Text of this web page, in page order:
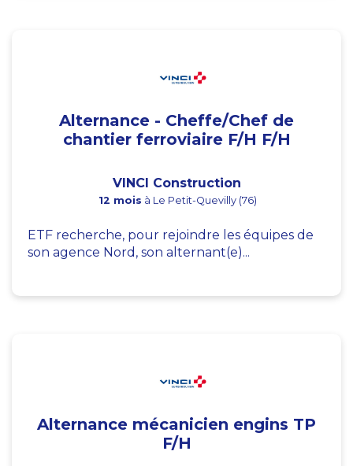
Alternance - Cheffe/Chef de
chantier ferroviaire F/H F/H
VINCI Construction
12 mois à Le Petit-Quevilly (76)
ETF recherche, pour rejoindre les équipes de
son agence Nord, son alternant(e)...
Alternance mécanicien engins TP
F/H